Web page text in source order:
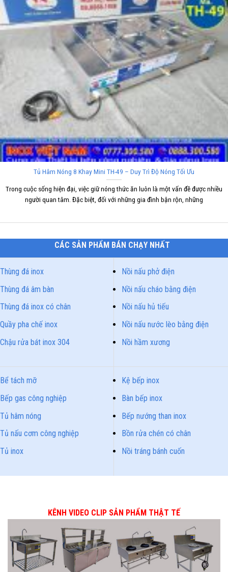
Tủ Hâm Nóng 8 Khay Mini TH-49 – Duy Trì Độ Nóng Tối Ưu
Trong cuộc sống hiện đại, việc giữ nóng thức ăn luôn là một vấn đề được nhiều
người quan tâm. Đặc biệt, đối với những gia đình bận rộn, những
CÁC SẢN PHẨM BÁN CHẠY NHẤT
Thùng đá inox
Thùng đá âm bàn
Thùng đá inox có chân
Quầy pha chế inox
Chậu rửa bát inox 304
Nồi nấu phở điện
Nồi nấu cháo bằng điện
Nồi nấu hủ tiếu
Nồi nấu nước lèo bằng điện
Nồi hầm xương
Bể tách mỡ
Bếp gas công nghiệp
Tủ hâm nóng
Tủ nấu cơm công nghiệp
Tủ inox
Kệ bếp inox
Bàn bếp inox
Bếp nướng than inox
Bồn rửa chén có chân
Nồi tráng bánh cuốn
KÊNH VIDEO CLIP SẢN PHẨM THẬT TẾ